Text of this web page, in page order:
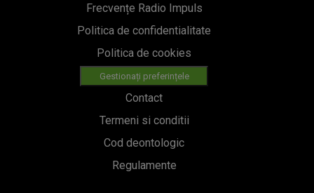
Frecvențe Radio Impuls
Politica de confidentialitate
Politica de cookies
Gestionați preferințele
Contact
Termeni si conditii
Cod deontologic
Regulamente